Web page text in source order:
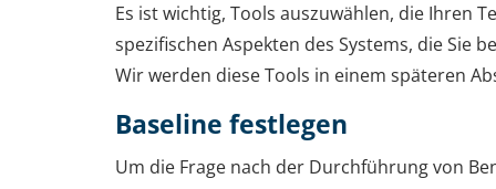
Es ist wichtig, Tools auszuwählen, die Ihren
spezifischen Aspekten des Systems, die Sie
Wir werden diese Tools in einem späteren
Baseline festlegen
Um die Frage nach der Durchführung von